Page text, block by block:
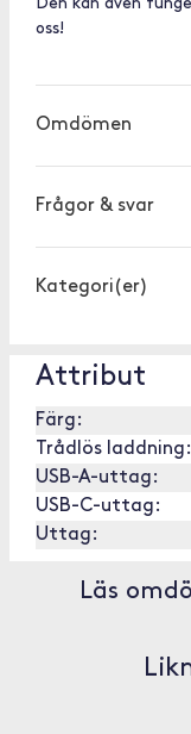
Den kan även
oss!
Omdömen
Frågor & svar
Kategori(er)
Attribut
Färg:
Trådlös laddning:
USB-A-uttag:
USB-C-uttag:
Uttag:
Läs